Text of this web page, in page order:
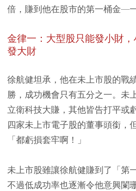
倍，賺到他在股市的第一桶金—一
金律一：大型股只能發小財
發大財
徐航健坦承，他在未上市股的戰
勝，成功機會只有五分之一。未
立衛科技大賺，其他皆告打平或
四家未上市電子股的董事頭銜，
「都虧損套牢啊！」
未上市股雖讓徐航健賺到了「第
不過低成功率也逐漸令他意興闌